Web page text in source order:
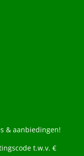
& aanbiedingen!
t.w.v. €